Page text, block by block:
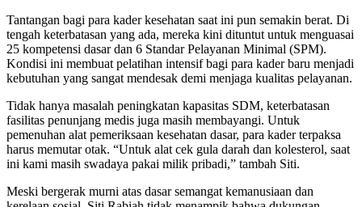
Tantangan bagi para kader kesehatan saat ini pun semakin berat. Di
tengah keterbatasan yang ada, mereka kini dituntut untuk menguasai
25 kompetensi dasar dan 6 Standar Pelayanan Minimal (SPM).
Kondisi ini membuat pelatihan intensif bagi para kader baru menjadi
kebutuhan yang sangat mendesak demi menjaga kualitas pelayanan.
Tidak hanya masalah peningkatan kapasitas SDM, keterbatasan
fasilitas penunjang medis juga masih membayangi. Untuk
pemenuhan alat pemeriksaan kesehatan dasar, para kader terpaksa
harus memutar otak. “Untuk alat cek gula darah dan kolesterol, saat
ini kami masih swadaya pakai milik pribadi,” tambah Siti.
Meski bergerak murni atas dasar semangat kemanusiaan dan